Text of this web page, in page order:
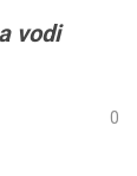
vodi
0